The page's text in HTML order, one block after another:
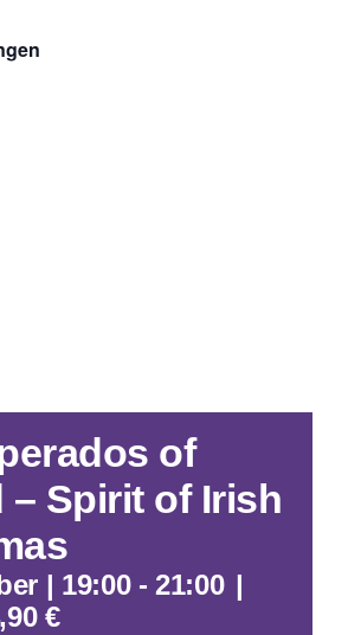
of
– Spirit of Irish
| 19:00-21:00 |
€